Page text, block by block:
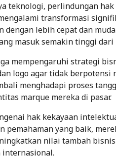
teknologi, perlindungan
transformasi
dengan lebih cepat dan
masuk semakin tinggi
mempengaruhi strategi
logo agar tidak
menghadapi proses
marque mereka di pasar.
hak kekayaan
pemahaman yang baik,
nilai tambah
internasional.